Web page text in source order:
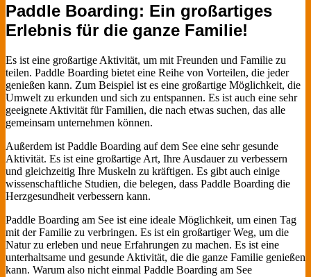
Paddle Boarding: Ein großartiges
Erlebnis für die ganze Familie!
Es ist eine großartige Aktivität, um mit Freunden und Familie zu
teilen. Paddle Boarding bietet eine Reihe von Vorteilen, die jeder
genießen kann. Zum Beispiel ist es eine großartige Möglichkeit, die
Umwelt zu erkunden und sich zu entspannen. Es ist auch eine sehr
geeignete Aktivität für Familien, die nach etwas suchen, das alle
gemeinsam unternehmen können.
Außerdem ist Paddle Boarding auf dem See eine sehr gesunde
Aktivität. Es ist eine großartige Art, Ihre Ausdauer zu verbessern
und gleichzeitig Ihre Muskeln zu kräftigen. Es gibt auch einige
wissenschaftliche Studien, die belegen, dass Paddle Boarding die
Herzgesundheit verbessern kann.
Paddle Boarding am See ist eine ideale Möglichkeit, um einen Tag
mit der Familie zu verbringen. Es ist ein großartiger Weg, um die
Natur zu erleben und neue Erfahrungen zu machen. Es ist eine
unterhaltsame und gesunde Aktivität, die die ganze Familie genießen
kann. Warum also nicht einmal Paddle Boarding am See